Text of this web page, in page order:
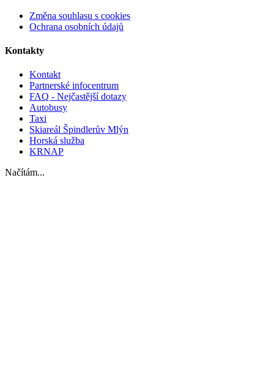
Změna souhlasu s cookies
Ochrana osobních údajů
Kontakty
Kontakt
Partnerské infocentrum
FAQ - Nejčastější dotazy
Autobusy
Taxi
Skiareál Špindlerův Mlýn
Horská služba
KRNAP
Načítám...